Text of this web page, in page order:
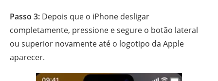
Passo 3: Depois que o iPhone desligar
completamente, pressione e segure o botão lateral
ou superior novamente até o logotipo da Apple
aparecer.